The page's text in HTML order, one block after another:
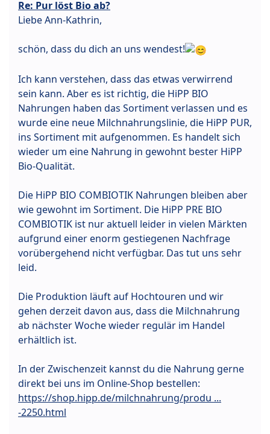
Re: Pur löst Bio ab?
Liebe Ann-Kathrin,
schön, dass du dich an uns wendest!
Ich kann verstehen, dass das etwas verwirrend
sein kann. Aber es ist richtig, die HiPP BIO
Nahrungen haben das Sortiment verlassen und es
wurde eine neue Milchnahrungslinie, die HiPP PUR,
ins Sortiment mit aufgenommen. Es handelt sich
wieder um eine Nahrung in gewohnt bester HiPP
Bio-Qualität.
Die HiPP BIO COMBIOTIK Nahrungen bleiben aber
wie gewohnt im Sortiment. Die HiPP PRE BIO
COMBIOTIK ist nur aktuell leider in vielen Märkten
aufgrund einer enorm gestiegenen Nachfrage
vorübergehend nicht verfügbar. Das tut uns sehr
leid.
Die Produktion läuft auf Hochtouren und wir
gehen derzeit davon aus, dass die Milchnahrung
ab nächster Woche wieder regulär im Handel
erhältlich ist.
In der Zwischenzeit kannst du die Nahrung gerne
direkt bei uns im Online-Shop bestellen:
https://shop.hipp.de/milchnahrung/produ ...
-2250.html